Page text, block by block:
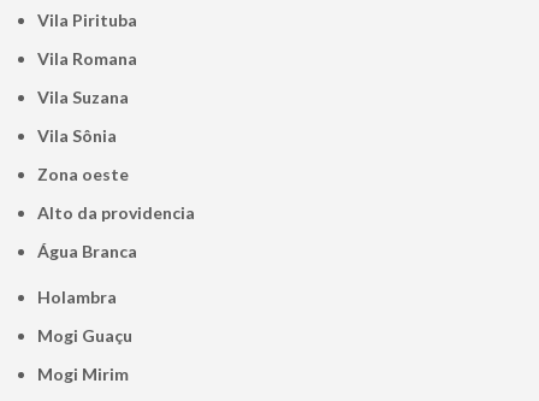
Vila Pirituba
Vila Romana
Vila Suzana
Vila Sônia
Zona oeste
alto da providencia
Água Branca
Holambra
Mogi Guaçu
Mogi Mirim